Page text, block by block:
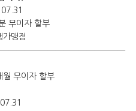
무이자 할부
맹점
무이자 할부